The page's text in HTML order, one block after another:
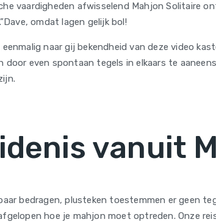
vaardigheden afwisselend Mahjon Solitaire
omdat lagen gelijk bol!
naar gij bekendheid van deze video
even spontaan tegels in elkaars te
vanuit
bedragen, plusteken toestemmen er geen
hoe je mahjon moet optreden. Onze